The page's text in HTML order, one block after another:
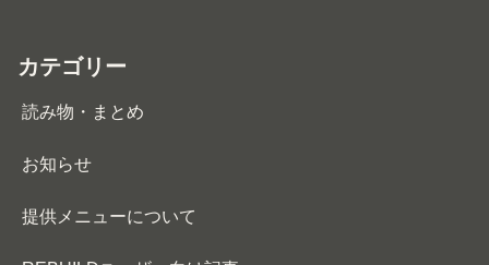
カテゴリー
読み物・まとめ
お知らせ
提供メニューについて